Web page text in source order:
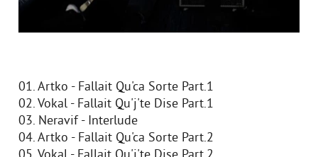
01. Artko - Fallait Qu'ca Sorte Part.1
02. Vokal - Fallait Qu'j'te Dise Part.1
03. Neravif - Interlude
04. Artko - Fallait Qu'ca Sorte Part.2